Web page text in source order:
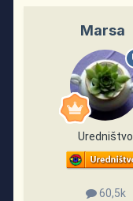
Marsa
Uredništvo
60,5k